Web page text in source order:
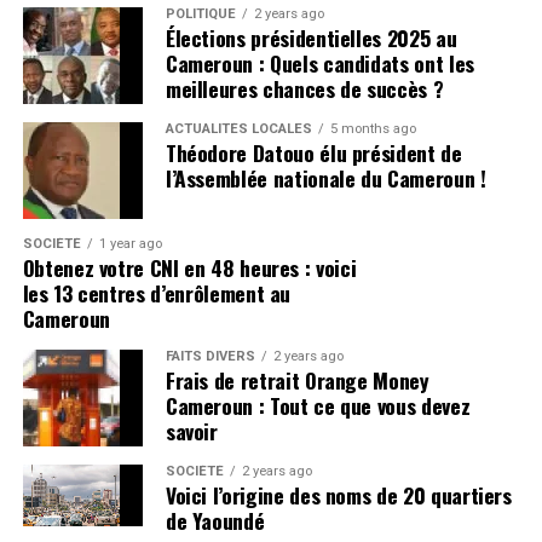
assumer leur mission jusqu’à la fin. Néanmoins,
l’histoire retiendra tout», peut-on lire dans sa sortie.
camerounactuel.com
POLITIQUE 2 years ago
Élections présidentielles 2025 au
Cameroun : Quels candidats ont les
meilleures chances de succès ?
ACTUALITÉS LOCALES 5 months ago
Théodore Datouo élu président de
l’Assemblée nationale du Cameroun !
SOCIÉTÉ 1 year ago
Obtenez votre CNI en 48 heures : voici
les 13 centres d’enrôlement au
Cameroun
FAITS DIVERS 2 years ago
Frais de retrait Orange Money
Cameroun : Tout ce que vous devez
savoir
SOCIÉTÉ 2 years ago
Voici l’origine des noms de 20 quartiers
de Yaoundé